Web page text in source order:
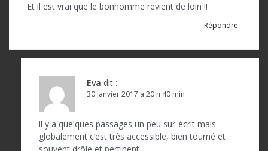
Et il est vrai que le bonhomme revient de loin !!
Répondre
Eva dit :
30 janvier 2017 à 20 h 40 min
il y a quelques passages un peu sur-écrit mais
globalement c’est très accessible, bien tourné et